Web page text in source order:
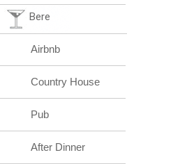
Bere
Airbnb
Country House
Pub
After Dinner